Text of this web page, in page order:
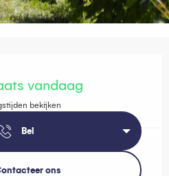
vandaag
bekijken
Bel
ons